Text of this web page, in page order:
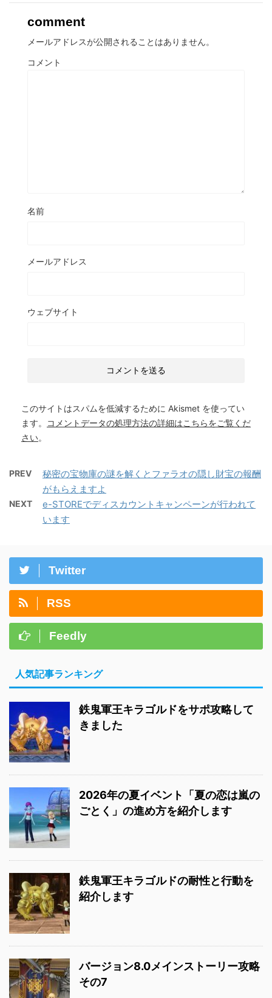
comment
メールアドレスが公開されることはありません。
コメント
名前
メールアドレス
ウェブサイト
このサイトはスパムを低減するために Akismet を使ってい
ます。
コメントデータの処理方法の詳細はこちらをご覧くだ
さい。
PREV
秘密の宝物庫の謎を解くとファラオの隠し財宝の報酬
がもらえますよ
NEXT
e-STOREでディスカウントキャンペーンが行われて
います
Twitter
RSS
Feedly
人気記事ランキング
鉄鬼軍王キラゴルドをサポ攻略して
きました
2026年の夏イベント「夏の恋は嵐の
ごとく」の進め方を紹介します
鉄鬼軍王キラゴルドの耐性と行動を
紹介します
バージョン8.0メインストーリー攻略
その7